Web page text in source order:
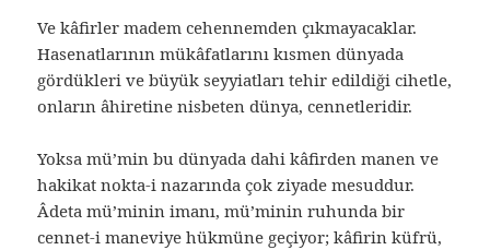
Ve kâfirler madem cehennemden çıkmayacaklar.
Hasenatlarının mükâfatlarını kısmen dünyada
gördükleri ve büyük seyyiatları tehir edildiği cihetle,
onların âhiretine nisbeten dünya, cennetleridir.
Yoksa mü’min bu dünyada dahi kâfirden manen ve
hakikat nokta-i nazarında çok ziyade mesuddur.
Âdeta mü’minin imanı, mü’minin ruhunda bir
cennet-i maneviye hükmüne geçiyor; kâfirin küfrü,